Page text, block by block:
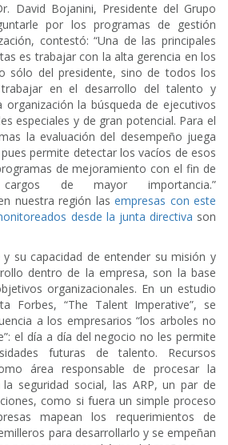
David Bojanini, Presidente del Grupo
por los programas de gestión
contestó: “Una de las principales
es trabajar con la alta gerencia en los
sólo del presidente, sino de todos los
en el desarrollo del talento y
la búsqueda de ejecutivos
especiales y de gran potencial. Para el
la evaluación del desempeño juega
permite detectar los vacíos de esos
de mejoramiento con el fin de
de mayor importancia.”
nuestra región lasempresas con este
desde la junta directiva son
su capacidad de entender su misión y
dentro de la empresa, son la base
organizacionales. En un estudio
Forbes, “The Talent Imperative”, se
a los empresarios “los arboles no
el día a día del negocio no les permite
futuras de talento. Recursos
área responsable de procesar la
seguridad social, las ARP, un par de
como si fuera un simple proceso
mapean los requerimientos de
para desarrollarlo y se empeñan